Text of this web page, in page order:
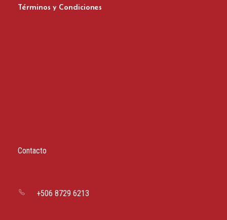
Términos y Condiciones
Contacto
+506 8729 6213